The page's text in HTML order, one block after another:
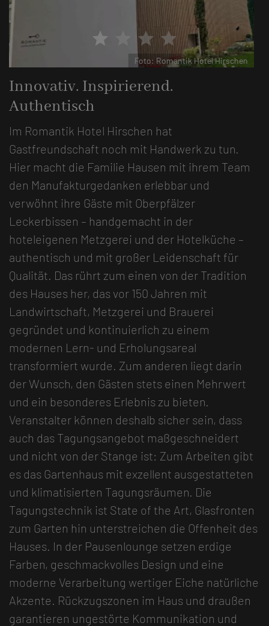
star star star
Foto: Romantik Hotel Hirschen
Innovativ. Inspirierend.
Authentisch
Im Romantik Hotel Hirschen hat
Gastfreundschaft noch mit Handwerk zu tun.
Hier macht die Familie Hausen mit ihrem Team
den Manufakturgedanken erlebbar und
verwöhnt ihre Gäste mit Oberpfälzer
Leckerbissen – handgemacht in der
hoteleigenen Metzgerei und der Hotelküche –
authentisch und mit großer Leidenschaft für
Qualität. Das rührt zum einen von der Tradition
des Hauses her, das vor 150 Jahren mit
Landwirtschaft, Metzgerei und Brauerei
gegründet und kontinuierlich zu einem
modernen Lern- und Erholungsareal
transformiert wurde. Zum anderen liegt darin
der Wunsch, den Gästen stets einen Mehrwert
und ein besonderes Erlebnis zu bieten.
Veranstalter können deshalb sicher sein, dass
auch das Tagungsangebot maßgeschneidert
und nicht von der Stange ist: Zum Arbeiten gibt
es das Gartenhaus mit exzellent ausgestatteten
und klimatisierten Tagungsräumen. Die
Tagungstechnik ist State of the Art, Glasfronten
zum Garten hin unterstreichen die Offenheit des
Hauses. In der Pausenlounge setzen erdige
Farben, geschmackvolles Design und eine
moderne Verarbeitung wertiger Eiche natürliche
Akzente. Rückzugszonen im Haus und draußen
garantieren ungestörte Kommunikation und